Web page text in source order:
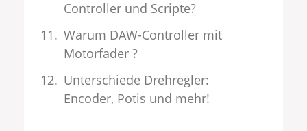
Controller und Scripte?
Warum DAW-Controller mit
Motorfader ?
Unterschiede Drehregler:
Encoder, Potis und mehr!